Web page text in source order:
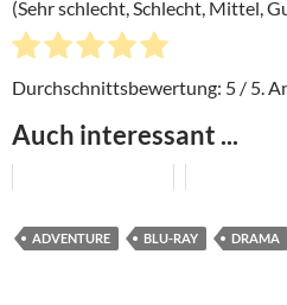
(Sehr schlecht, Schlecht, Mittel,
Durchschnittsbewertung: 5 / 5.
Auch interessant ...
ADVENTURE BLU-RAY DRAMA